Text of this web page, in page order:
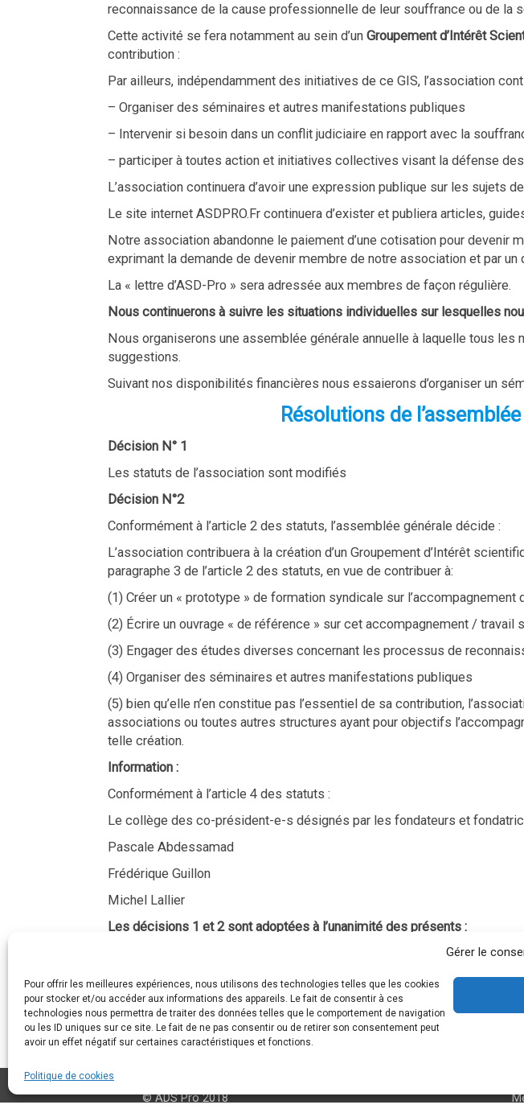
Gérer le
Pour offrir les meilleures expériences, nous utilisons des technologies telles que les cookies
pour stocker et/ou accéder aux informations des appareils. Le fait de consentir à ces
technologies nous permettra de traiter des données telles que le comportement de navigation
ou les ID uniques sur ce site. Le fait de ne pas consentir ou de retirer son consentement peut
avoir un effet négatif sur certaines caractéristiques et fonctions.
Politique de cookies
reconnaissance de la cause professionnelle de leur souffrance ou de la
Cette activité se fera notamment au sein d’unGroupement d’Intérêt
contribution :
Par ailleurs, indépendamment des initiatives de ce GIS, l’association
– Organiser des séminaires et autres manifestations publiques
– Intervenir si besoin dans un conflit judiciaire en rapport avec la
– participer à toutes action et initiatives collectives visant la défense
L’association continuera d’avoir une expression publique sur les sujets
Le site internet ASDPRO.Fr continuera d’exister et publiera articles,
Notre association abandonne le paiement d’une cotisation pour
exprimant la demande de devenir membre de notre association et par
La « lettre d’ASD-Pro » sera adressée aux membres de façon régulière.
Nous continuerons à suivre les situations individuelles sur lesquelles
Nous organiserons une assemblée générale annuelle à laquelle tous
suggestions.
Suivant nos disponibilités financières nous essaierons d’organiser un
Résolutions de
Décision N° 1
Les statuts de l’association sont modifiés
Décision N°2
Conformément à l’article 2 des statuts, l’assemblée générale décide :
L’association contribuera à la création d’un Groupement d’Intérêt
paragraphe 3 de l’article 2 des statuts, en vue de contribuer à:
(1) Créer un « prototype » de formation syndicale sur
(2) Écrire un ouvrage « de référence » sur cet accompagnement / travail
(3) Engager des études diverses concernant les processus de
(4) Organiser des séminaires et autres manifestations publiques
(5) bien qu’elle n’en constitue pas l’essentiel de sa contribution,
associations ou toutes autres structures ayant pour objectifs
telle création.
Information :
Conformément à l’article 4 des statuts :
Le collège des co-président-e-s désignés par les fondateurs et
Pascale Abdessamad
Frédérique Guillon
Michel Lallier
Les décisions 1 et 2 sont adoptées à l’unanimité des présents :
Certifié conforme
© ADS Pro 2018